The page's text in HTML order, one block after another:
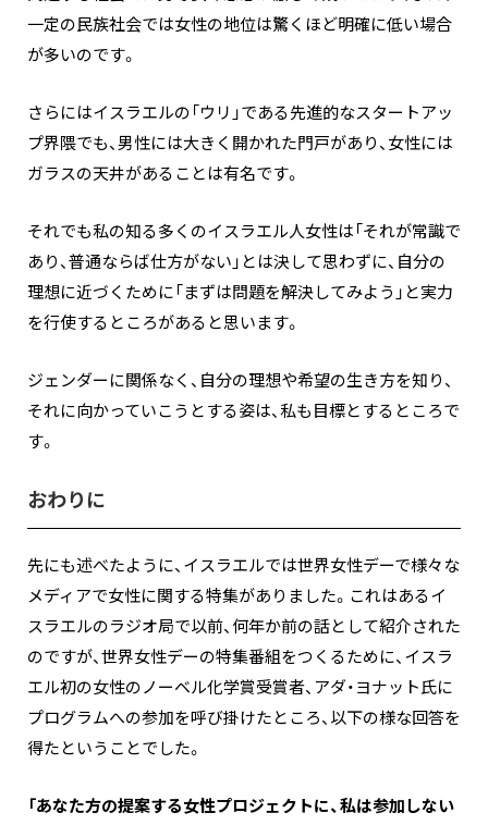
一定の民族社会では女性の地位は驚くほど明確に低い場合
が多いのです。
さらにはイスラエルの「ウリ」である先進的なスタートアッ
プ界隈でも、男性には大きく開かれた門戸があり、女性には
ガラスの天井があることは有名です。
それでも私の知る多くのイスラエル人女性は「それが常識で
あり、普通ならば仕方がない」とは決して思わずに、自分の
理想に近づくために「まずは問題を解決してみよう」と実力
を行使するところがあると思います。
ジェンダーに関係なく、自分の理想や希望の生き方を知り、
それに向かっていこうとする姿は、私も目標とするところで
す。
おわりに
先にも述べたように、イスラエルでは世界女性デーで様々な
メディアで女性に関する特集がありました。これはあるイ
スラエルのラジオ局で以前、何年か前の話として紹介された
のですが、世界女性デーの特集番組をつくるために、イスラ
エル初の女性のノーベル化学賞受賞者、アダ・ヨナット氏に
プログラムへの参加を呼び掛けたところ、以下の様な回答を
得たということでした。
「あなた方の提案する女性プロジェクトに、私は参加しない